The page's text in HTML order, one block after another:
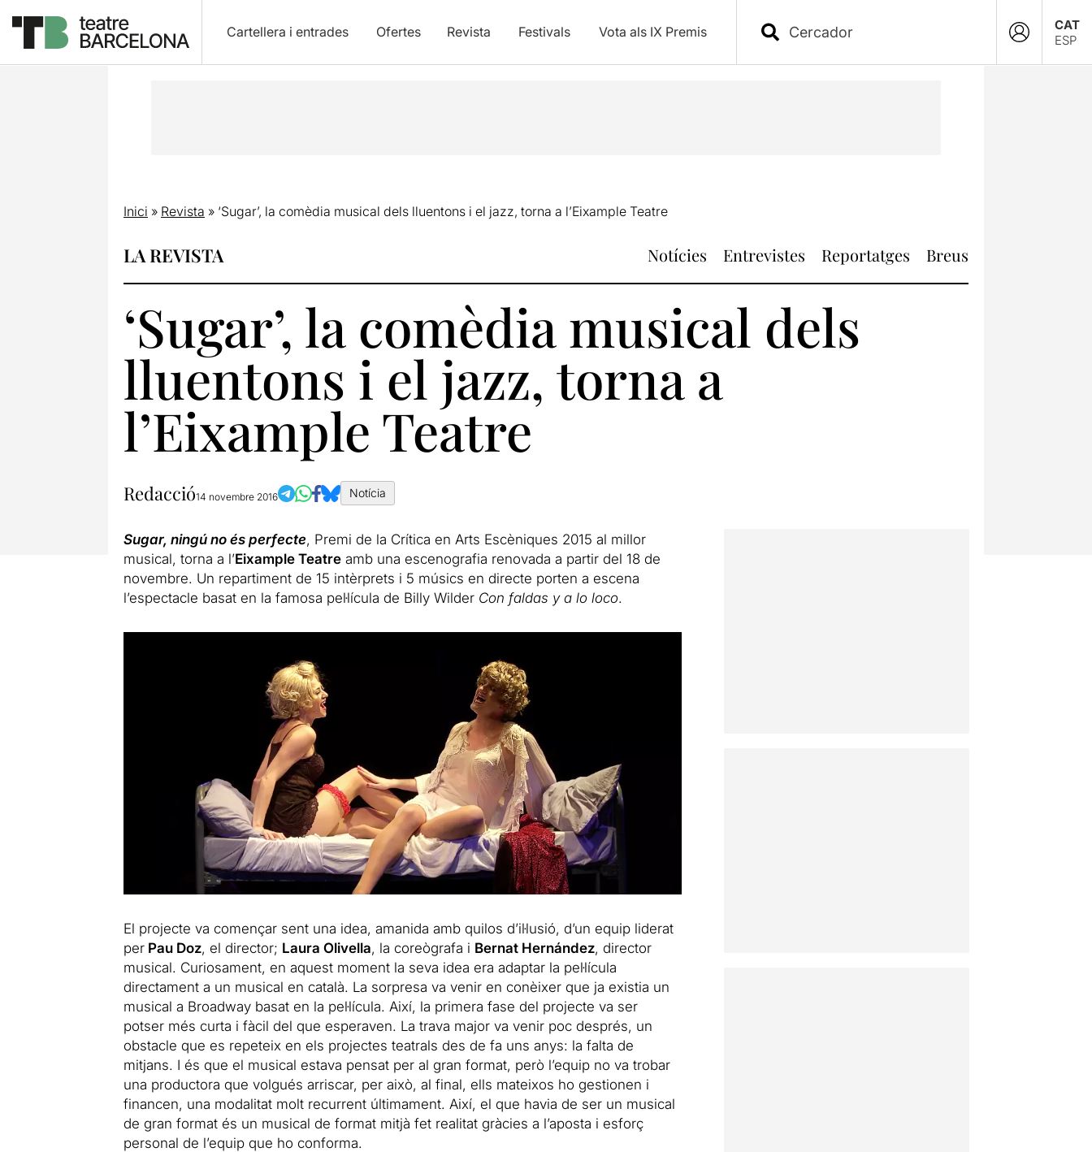
Cartellera i entrades Ofertes Revista Festivals Vota als IX Premis
CAT
ESP
Inici » Revista » ‘Sugar’, la comèdia musical dels lluentons i el jazz, torna a l’Eixample Teatre
LA REVISTA Notícies Entrevistes Reportatges Breus
‘Sugar’, la comèdia musical dels
lluentons i el jazz, torna a
l’Eixample Teatre
Redacció14 novembre 2016 Notícia
Sugar, ningú no és perfecte, Premi de la Crítica en Arts Escèniques 2015 al millor
musical, torna a l’Eixample Teatreamb una escenografia renovada a partir del 18 de
novembre. Un repartiment de 15 intèrprets i 5 músics en directe porten a escena
l’espectacle basat en la famosa pel·lícula de Billy Wilder Con faldas y a lo loco.
El projecte va començar sent una idea, amanida amb quilos d’il·lusió, d’un equip liderat
perPau Doz, el director; Laura Olivella, la coreògrafa i Bernat Hernández, director
musical. Curiosament, en aquest moment la seva idea era adaptar la pel·lícula
directament a un musical en català. La sorpresa va venir en conèixer que ja existia un
musical a Broadway basat en la pel·lícula. Així, la primera fase del projecte va ser
potser més curta i fàcil del que esperaven. La trava major va venir poc després, un
obstacle que es repeteix en els projectes teatrals des de fa uns anys: la falta de
mitjans. I és que el musical estava pensat per al gran format, però l’equip no va trobar
una productora que volgués arriscar, per això, al final, ells mateixos ho gestionen i
financen, una modalitat molt recurrent últimament. Així, el que havia de ser un musical
de gran format és un musical de format mitjà fet realitat gràcies a l’aposta i esforç
personal de l’equip que ho conforma.